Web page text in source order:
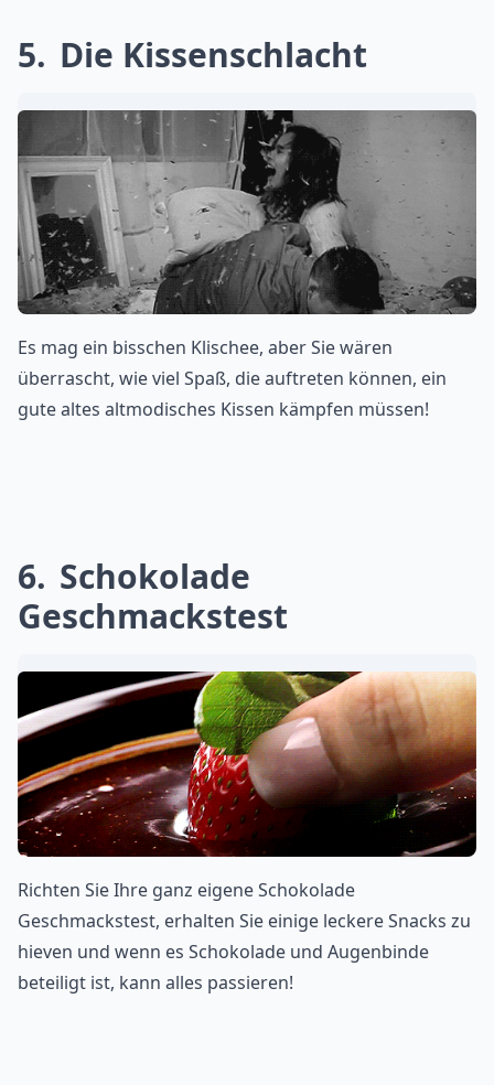
5 Die Kissenschlacht
Es mag ein bisschen Klischee, aber Sie wären
überrascht, wie viel Spaß, die auftreten können, ein
gute altes altmodisches Kissen kämpfen müssen!
6 Schokolade
Geschmackstest
Richten Sie Ihre ganz eigene Schokolade
Geschmackstest, erhalten Sie einige leckere Snacks zu
hieven und wenn es Schokolade und Augenbinde
beteiligt ist, kann alles passieren!